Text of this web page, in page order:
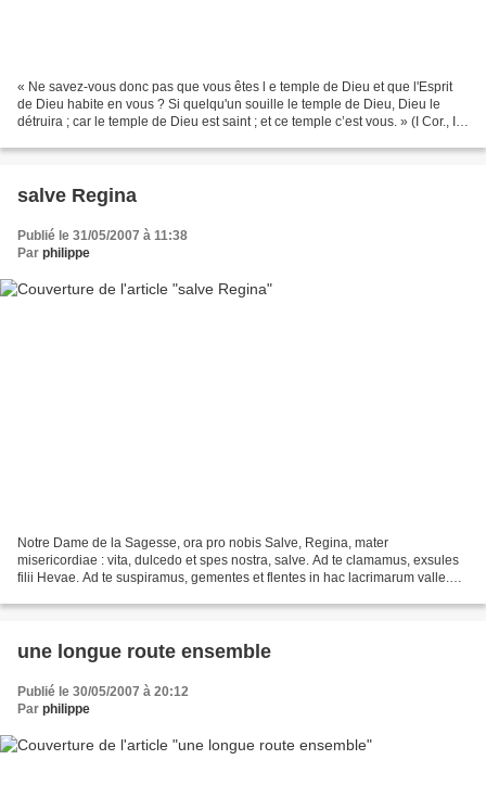
« Ne savez-vous donc pas que vous êtes l e temple de Dieu et que l'Esprit
de Dieu habite en vous ? Si quelqu'un souille le temple de Dieu, Dieu le
détruira ; car le temple de Dieu est saint ; et ce temple c’est vous. » (I Cor., III,
salve Regina
Publié le 31/05/2007 à 11:38
Par philippe
Notre Dame de la Sagesse, ora pro nobis Salve, Regina, mater
misericordiae : vita, dulcedo et spes nostra, salve. Ad te clamamus, exsules
filii Hevae. Ad te suspiramus, gementes et flentes in hac lacrimarum valle.
une longue route ensemble
Publié le 30/05/2007 à 20:12
Par philippe